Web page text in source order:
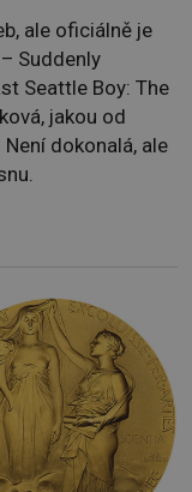
ale oficiálně je
Suddenly
Seattle Boy: The
jakou od
dokonalá, ale